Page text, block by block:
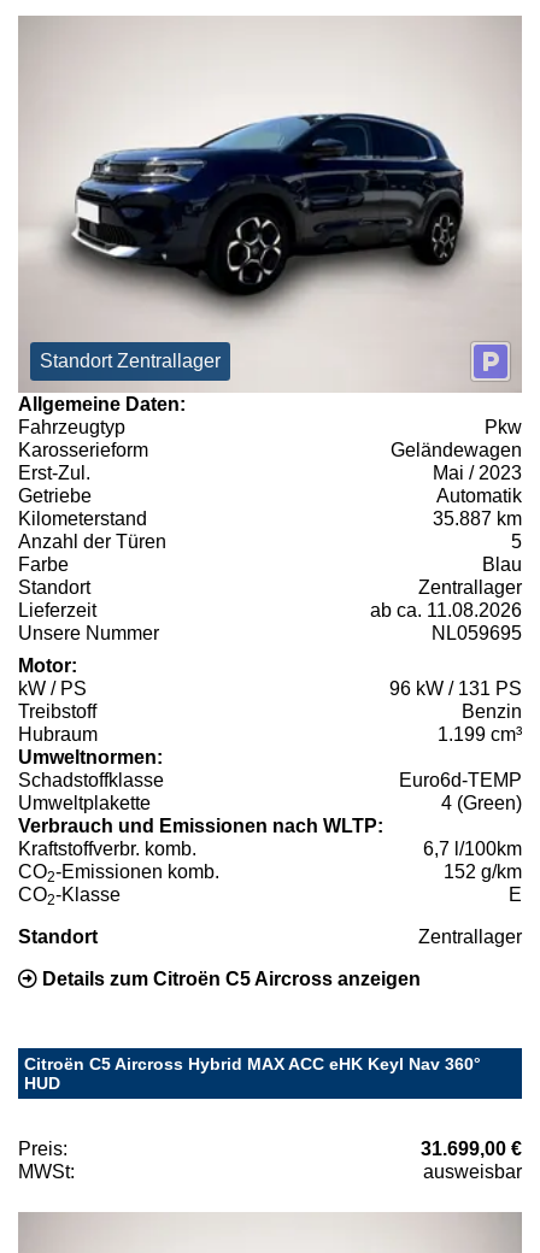
Standort Zentrallager
Allgemeine Daten:
Fahrzeugtyp
Pkw
Karosserieform
Geländewagen
Erst-Zul.
Mai / 2023
Getriebe
Automatik
Kilometerstand
35.887 km
Anzahl der Türen
5
Farbe
Blau
Standort
Zentrallager
Lieferzeit
ab ca. 11.08.2026
Unsere Nummer
NL059695
Motor:
kW / PS
96 kW / 131 PS
Treibstoff
Benzin
Hubraum
1.199 cm³
Umweltnormen:
Schadstoffklasse
Euro6d-TEMP
Umweltplakette
4 (Green)
Verbrauch und Emissionen nach WLTP:
Kraftstoffverbr. komb.
6,7 l/100km
CO2-Emissionen komb.
152 g/km
CO2-Klasse E
Standort Zentrallager
Details zum Citroën C5 Aircross anzeigen
Citroën C5 Aircross Hybrid MAX ACC eHK Keyl Nav 360°
HUD
Preis:
31.699,00 €
MWSt:
ausweisbar